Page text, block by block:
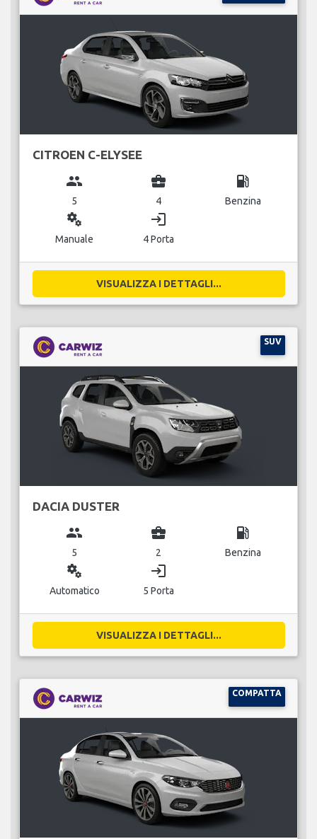
CITROEN C-ELYSEE
group
5
business_center
4
local_gas_station
Benzina
miscellaneous_services
Manuale
login
4 Porta
VISUALIZZA I DETTAGLI...
SUV
DACIA DUSTER
group
5
business_center
2
local_gas_station
Benzina
miscellaneous_services
Automatico
login
5 Porta
VISUALIZZA I DETTAGLI...
COMPATTA